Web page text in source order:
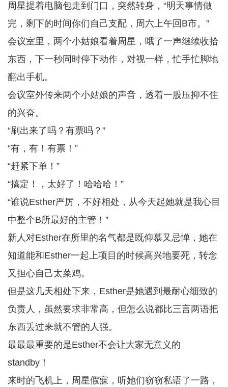
周星提着电脑包走到门口，突然转身，“明天事情做
完，剩下的时间你们自己支配，周六上午回B市。”
会议室里，两个小姑娘看着周星，哦了一声继续收拾
东西，下一秒同时停下动作，对视一样，忙手忙脚地
翻出手机。
会议室外传来两个小姑娘的声音，透着一股压抑不住
的兴奋。
“刷出来了吗？有票吗？”
“有，有！有票！”
“赶紧下单！”
“搞定！，太好了！哈哈哈！”
“谁说Esther严厉，不好相处，从今天起她就是我心目
中整个B所最好的主管！”
新人对Esther在所里的名气都是既仰慕又忌惮，她在
知道能和Esther一起上项目的时候高兴地要死，转念
又担心自己太菜鸡。
但是这几天相处下来，Esther是她遇到最耐心细致的
负责人，虽然要求非常高，但怎么说都比三言两语把
东西丢过来就不管的人强。
最最最重要的是Esther不会让大家无意义的
standby！
来时的飞机上，周星假寐，听她们窃窃私语了一路，